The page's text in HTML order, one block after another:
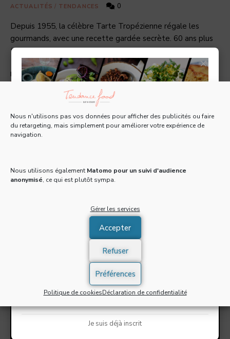
Nous n'utilisons pas vos données pour afficher des publicités ou faire
du retargeting, mais simplement pour améliorer votre expérience de
navigation.
Nous utilisons également Matomo pour un suivi d'audience
anonymisé, ce qui est plutôt sympa.
Gérer les services
Accepter
Refuser
Préférences
Politique de cookiesDéclaration de confidentialité
ACTUALITÉS / TENDANCES 0
Depuis 1955, la célèbre Tarte Tropézienne régale les
gourmands, avec une recette gardée secrète. 60 ans plus
tard, elle n’a pas pris une ride et …
LIRE LA SUITE
×
Tous les 15 jours, recevez une Newsletter gratuite
Email *
J'accepte de recevoir la newsletter et confirme avoir
pris connaissance de lapolitique de confidentialité
S'INSCRIRE
Je suis déjà inscrit